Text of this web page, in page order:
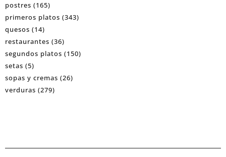
postres (165)
primeros platos (343)
quesos (14)
restaurantes (36)
segundos platos (150)
setas (5)
sopas y cremas (26)
verduras (279)